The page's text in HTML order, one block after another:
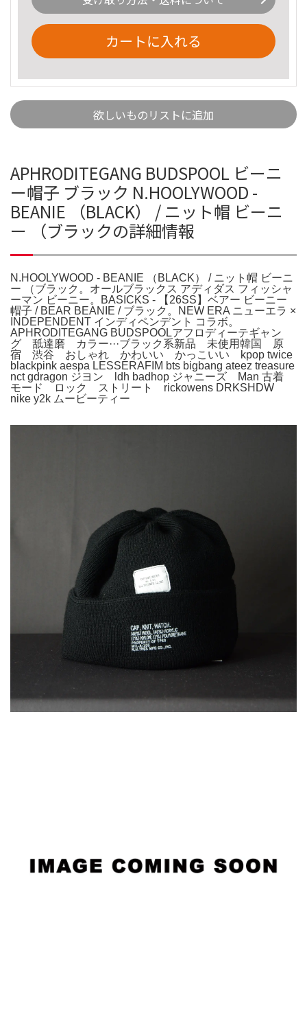
カートに入れる
欲しいものリストに追加
APHRODITEGANG BUDSPOOL ビーニ
ー帽子 ブラック N.HOOLYWOOD -
BEANIE （BLACK） / ニット帽 ビーニ
ー （ブラックの詳細情報
N.HOOLYWOOD - BEANIE （BLACK） / ニット帽 ビーニ
ー （ブラック。オールブラックス アディダス フィッシャ
ーマン ビーニー。BASICKS - 【26SS】ベアー ビーニー
帽子 / BEAR BEANIE / ブラック。NEW ERA ニューエラ ×
INDEPENDENT インディペンデント コラボ。
APHRODITEGANG BUDSPOOLアフロディーテギャン
グ 舐達磨 カラー···ブラック系新品 未使用韓国 原
宿 渋谷 おしゃれ かわいい かっこいい kpop twice
blackpink aespa LESSERAFIM bts bigbang ateez treasure
nct gdragon ジヨン ldh badhop ジャニーズ Man 古着
モード ロック ストリート rickowens DRKSHDW
nike y2k ムービーティー